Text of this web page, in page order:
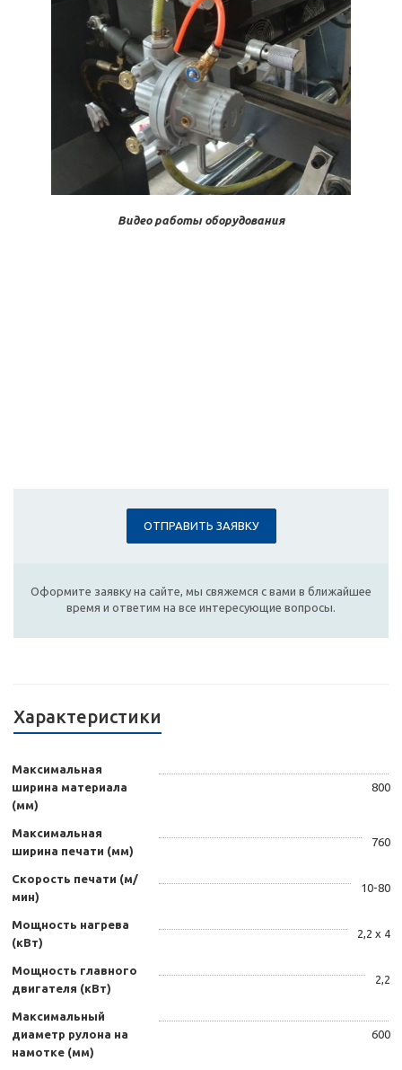
Видео работы оборудования
ОТПРАВИТЬ ЗАЯВКУ
Оформите заявку на сайте, мы свяжемся с вами в ближайшее
время и ответим на все интересующие вопросы.
Характеристики
Максимальная
ширина материала
(мм)
800
Максимальная
ширина печати (мм)
760
Скорость печати (м/
мин)
10-80
Мощность нагрева
(кВт)
2,2 х 4
Мощность главного
двигателя (кВт)
2,2
Максимальный
диаметр рулона на
намотке (мм)
600